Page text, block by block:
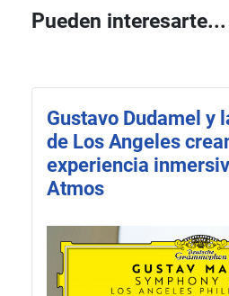
Pueden interesarte...
Gustavo Dudamel y
de Los Angeles
experiencia
Atmos